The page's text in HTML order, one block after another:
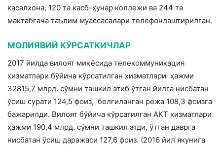
касалхона, 120 та касб-ҳунар коллежи ва 244 та
мактабгача таълим муассасалари телефонлаштирилган.
МОЛИЯВИЙ КЎРСАТКИЧЛАР
2017 йилда вилоят миқёсида телекоммуникация
хизматлари бўйича кўрсатилган хизматлари ҳажми
32815,7 млрд. сўмни ташкил этиб ўтган йилга нисбатан
ўсиш сурати 124,5 фоиз, белгиланган режа 108,3 фоизга
бажарилди. Вилоят бўйича кўрсатилган АКТ хизматлари
ҳажми 190,4 млрд. сўмни ташкил этди, ўтган даврга
нисбатан ўсиш даражаси 127,6 фоиз. (2016 йил якунига